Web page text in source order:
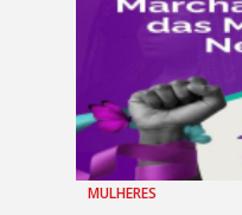
MULHERES